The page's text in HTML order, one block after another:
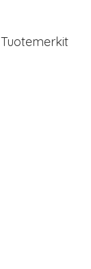
Tuotemerkit